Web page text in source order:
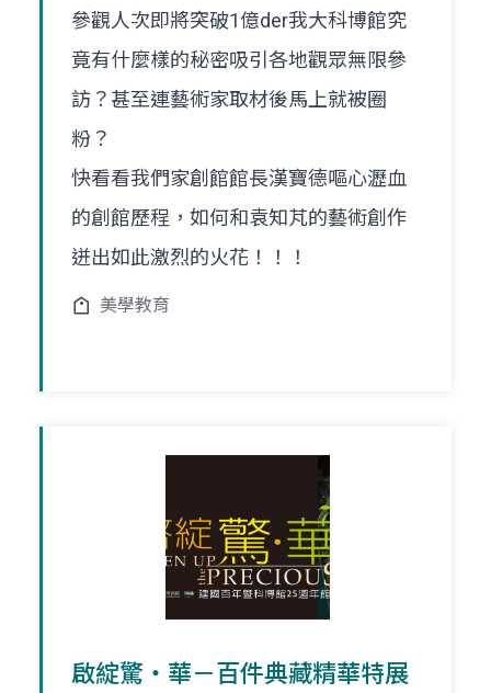
參觀人次即將突破1億der我大科博館究
竟有什麼樣的秘密吸引各地觀眾無限參
訪？甚至連藝術家取材後馬上就被圈
粉？
快看看我們家創館館長漢寶德嘔心瀝血
的創館歷程，如何和袁知芃的藝術創作
迸出如此激烈的火花！！！
美學教育
啟綻驚‧華－百件典藏精華特展